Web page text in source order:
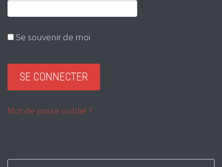
Se souvenir de moi
Mot de passe oublié ?